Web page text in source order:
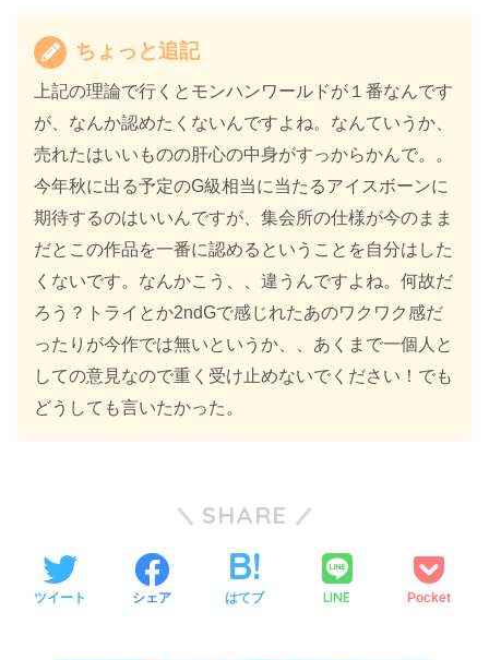
ちょっと追記
上記の理論で行くとモンハンワールドが１番なんです
が、なんか認めたくないんですよね。なんていうか、
売れたはいいものの肝心の中身がすっからかんで。。
今年秋に出る予定のG級相当に当たるアイスボーンに
期待するのはいいんですが、集会所の仕様が今のまま
だとこの作品を一番に認めるということを自分はした
くないです。なんかこう、、違うんですよね。何故だ
ろう？トライとか2ndGで感じれたあのワクワク感だ
ったりが今作では無いというか、、あくまで一個人と
しての意見なので重く受け止めないでください！でも
どうしても言いたかった。
SHARE
ツイート シェア はてブ LINE Pocket